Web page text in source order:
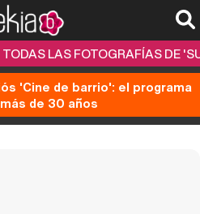
TODAS LAS FOTOGRAFÍAS DE
'Cine de barrio': el programa
de 30 años